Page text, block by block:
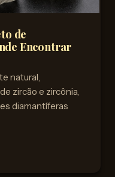
de
Encontrar
natural,
zircão e zircônia,
diamantíferas